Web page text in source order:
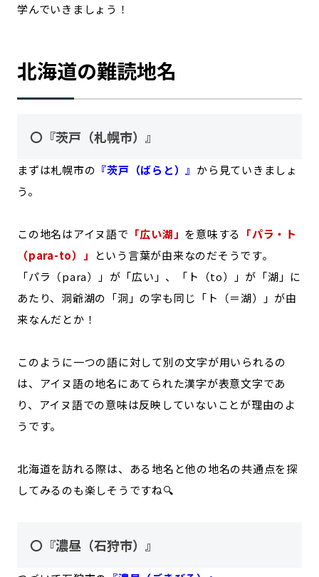
学んでいきましょう！
北海道の難読地名
〇『茨戸（札幌市）』
まずは札幌市の 『茨戸（ばらと）』 から見ていきましょ
う。
この地名はアイヌ語で 「広い湖」 を意味する 「パラ・ト
（para-to）」
という言葉が由来なのだそうです。
「パラ（para）」が「広い」、「ト（to）」が「湖」に
あたり、洞爺湖の「洞」の字も同じ「ト（＝湖）」が由
来なんだとか！
このように一つの語に対して別の文字が用いられるの
は、アイヌ語の地名にあてられた漢字が表意文字であ
り、アイヌ語での意味は反映していないことが理由のよ
うです。
北海道を訪れる際は、ある地名と他の地名の共通点を探
してみるのも楽しそうですね🔍
〇『濃昼（石狩市）』